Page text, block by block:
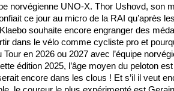
norvégienne UNO-X. Thor Ushovd, son
ce jour au micro de la RAI qu’après
souhaite encore engranger des
dans le vélo comme cycliste pro et
Tour en 2026 ou 2027 avec l’équipe
édition 2025, l’âge moyen du peloton
encore dans les clous ! Et s’il il veut